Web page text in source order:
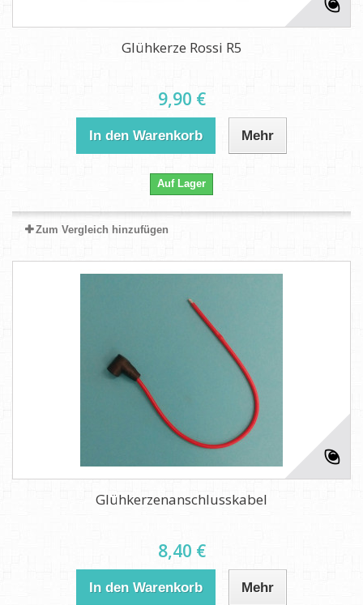
Glühkerze Rossi R5
9,90 €
In den Warenkorb Mehr
Auf Lager
Zum Vergleich hinzufügen
Glühkerzenanschlusskabel
8,40 €
In den Warenkorb Mehr